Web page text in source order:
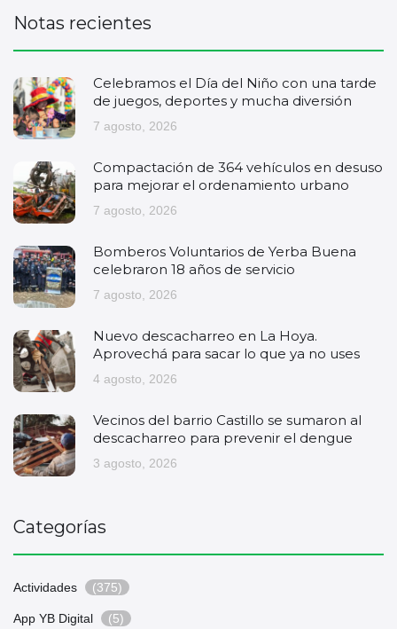
Notas recientes
Celebramos el Día del Niño con una tarde
de juegos, deportes y mucha diversión
7 agosto, 2026
Compactación de 364 vehículos en desuso
para mejorar el ordenamiento urbano
7 agosto, 2026
Bomberos Voluntarios de Yerba Buena
celebraron 18 años de servicio
7 agosto, 2026
Nuevo descacharreo en La Hoya.
Aprovechá para sacar lo que ya no uses
4 agosto, 2026
Vecinos del barrio Castillo se sumaron al
descacharreo para prevenir el dengue
3 agosto, 2026
Categorías
Actividades (375)
App YB Digital (5)